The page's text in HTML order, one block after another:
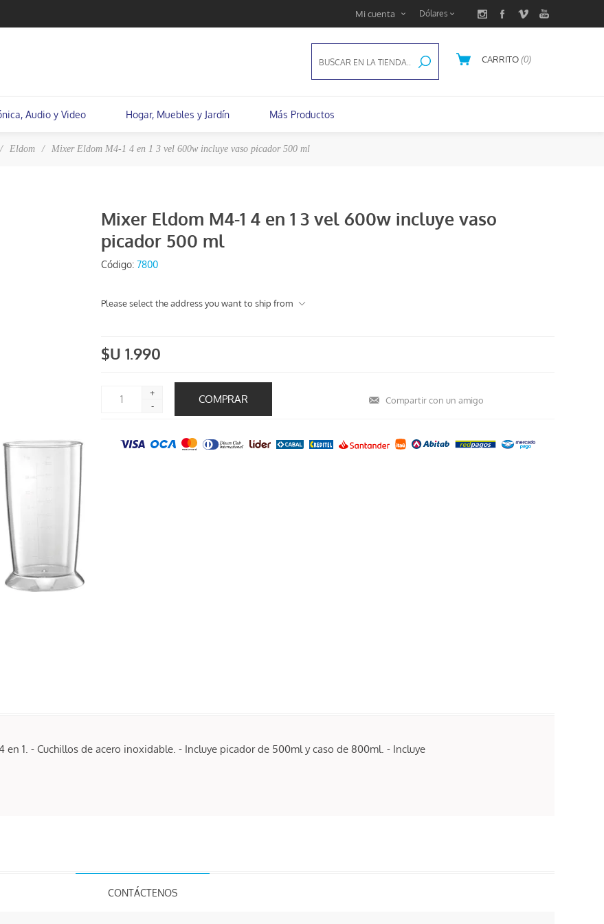
Mi cuenta
CARRITO (0)
Audio y Video Hogar, Muebles y Jardín Más Productos
/ Eldom / Mixer Eldom M4-1 4 en 1 3 vel 600w incluye vaso picador 500 ml
Mixer Eldom M4-1 4 en 1 3 vel 600w incluye vaso
picador 500 ml
Código: 7800
Please select the address you want to ship from
$U 1.990
+
-
en 1. - Cuchillos de acero inoxidable. - Incluye picador de 500ml y caso de 800ml. - Incluye
CONTÁCTENOS